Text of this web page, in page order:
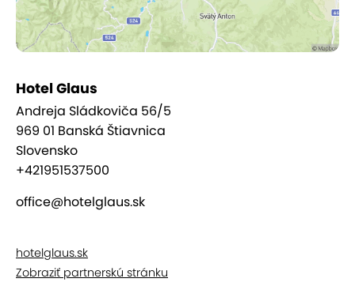
záhrady (2+2)
Hotel Glaus
Andreja Sládkoviča 56/5
969 01 Banská Štiavnica
Slovensko
+421951537500
office@hotelglaus.sk
hotelglaus.sk
Zobraziť partnerskú stránku